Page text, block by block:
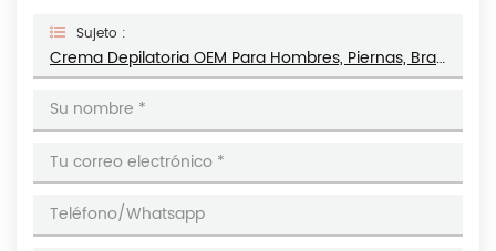
Sujeto :
Crema Depilatoria OEM Para Hombres, Piernas, Brazos, Axilas, Crema Depilatoria Para Zonas Sensibles